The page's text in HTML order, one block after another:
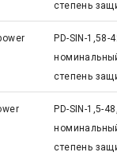
степень
PD-SIN-
степень
PD-SIN-1,5-
степень